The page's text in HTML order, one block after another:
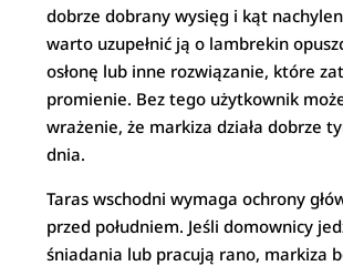
dobrze dobrany wysięg i kąt
warto uzupełnić ją o lambrekin
osłonę lub inne rozwiązanie, które
promienie. Bez tego użytkownik
wrażenie, że markiza działa dobrze
dnia.
Taras wschodni wymaga ochrony
przed południem. Jeśli domownicy
śniadania lub pracują rano, markiza